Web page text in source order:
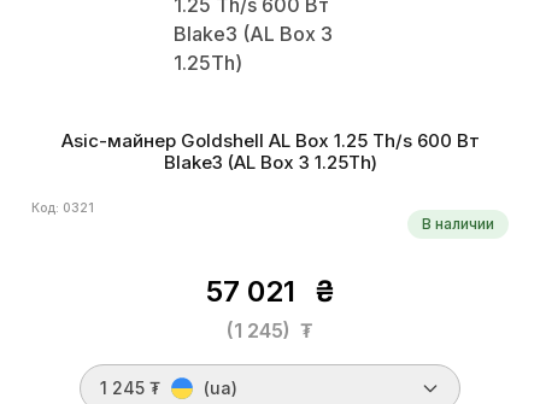
Asic-майнер Goldshell AL Box 1.25 Th/s 600 Вт
Blake3 (AL Box 3 1.25Th)
Код: 0321
В наличии
57 021 ₴
(1 245) ₮
1 245 ₮ (ua)